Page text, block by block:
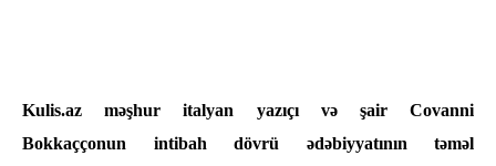
Kulis.az məşhur italyan yazıçı və şair Covanni
Bokkaççonun intibah dövrü ədəbiyyatının təməl